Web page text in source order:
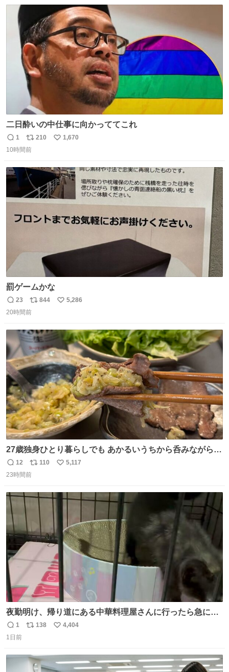
数
二日酔いの中仕事に向かっててこれ
返
信
1
リ
ポ
ト
数
210
い
数
1,670
10時間前
罰ゲームかな
返
信
23
リ
ポ
ト
数
844
い
数
5,286
20時間前
27歳独身ひとり暮らしでも あかるいうちから呑みながらキ
返
信
12
リ
ポ
ト
110
い
数
5,117
23時間前
夜勤明け、帰り道にある中華料理屋さんに行ったら急に
「トイレニネコチャンイルヨ！ドウブツスキデショ！」と
言われ(好きだけどさ……)とトイレ行ったらまじで可愛い
ね〜〜〜！
返
信
1
リ
ト
138
い
数
4,404
1日前